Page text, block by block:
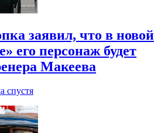
заявил, что в новой
его персонаж будет
Макеева
спустя